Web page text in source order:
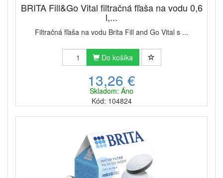
BRITA Fill&Go Vital filtračná fľaša na vodu 0,6
l,...
Filtračná fľaša na vodu Brita Fill and Go Vital s ...
Do košíka
13,26 €
Skladom: Áno
Kód: 104824